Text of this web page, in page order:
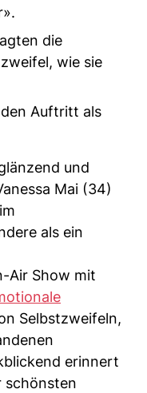
die
wie sie
Auftritt als
und
Mai (34)
als ein
Air Show mit
Selbstzweifeln,
erinnert
schönsten